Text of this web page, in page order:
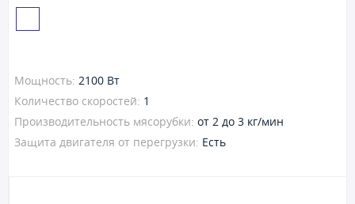
Мощность: 2100 Вт
Количество скоростей: 1
Производительность мясорубки: от 2 до 3 кг/мин
Защита двигателя от перегрузки: Есть